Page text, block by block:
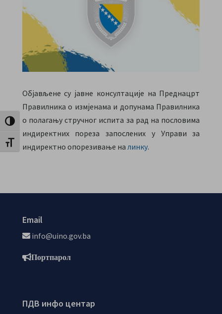
Toggle High Contrast
Toggle Font size
Објављене су јавне консултације на Преднацрт
Правилника о измјенама и допунама Правилника
о полагању стручног испита за рад на пословима
индиректних пореза запослених у Управи за
индиректно опорезивање на линку.
Email
info@uino.gov.ba
Портпарол
ПДВ инфо центар